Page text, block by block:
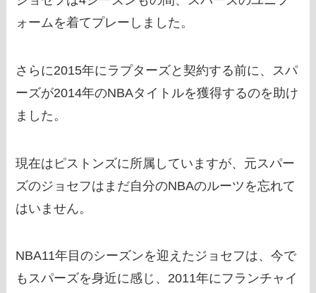
ォームを着てプレーしました。
さらに2015年にラプターズと契約する前に、スパ
ーズが2014年のNBAタイトルを獲得するのを助け
ました。
現在はピストンズに所属していますが、元スパー
ズのジョセフはまだ自分のNBAのルーツを忘れて
はいません。
NBA11年目のシーズンを迎えたジョセフは、今で
もスパーズを身近に感じ、2011年にフランチャイ